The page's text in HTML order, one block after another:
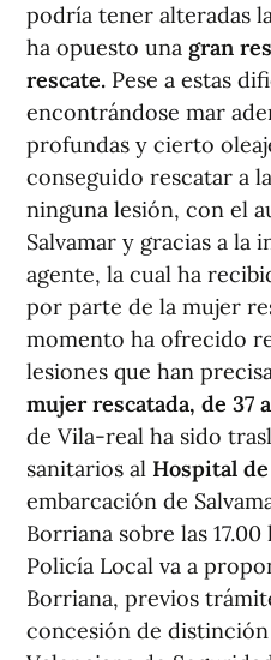
podría tener alteradas
ha opuesto una gran
rescate. Pese a estas
encontrándose mar
profundas y cierto
conseguido rescatar a
ninguna lesión, con el
Salvamar y gracias a la
agente, la cual ha
por parte de la mujer
momento ha ofrecido
lesiones que han
mujer rescatada, de 37
de Vila-real ha sido
sanitarios al Hospital
embarcación de
Borriana sobre las
Policía Local va a
Borriana, previos
concesión de